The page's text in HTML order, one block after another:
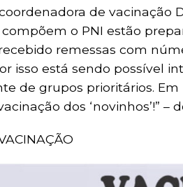
de vacinação
o PNI estão
remessas com
isso está sendo possível
de grupos prioritários.
dos ‘novinhos’!” –